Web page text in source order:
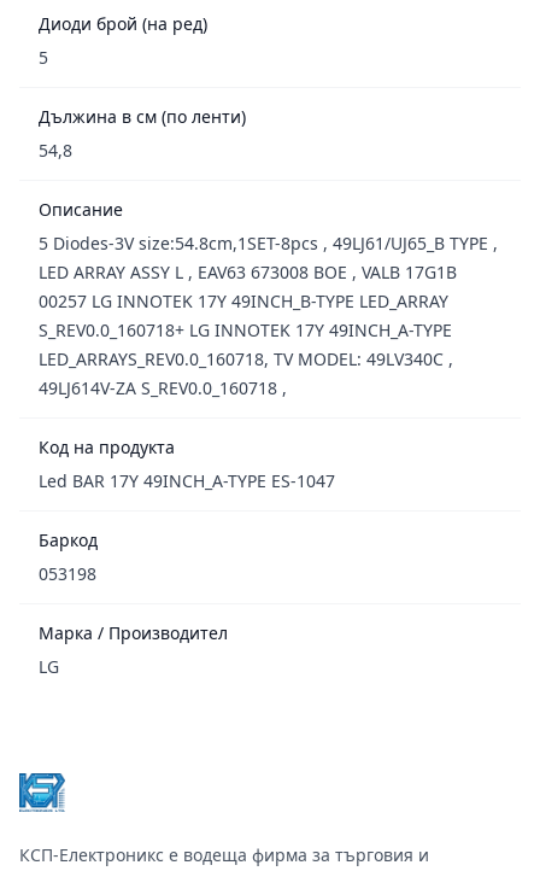
Диоди брой (на ред)
5
Дължина в см (по ленти)
54,8
Описание
5 Diodes-3V size:54.8cm,1SET-8pcs , 49LJ61/UJ65_B TYPE ,
LED ARRAY ASSY L , EAV63 673008 BOE , VALB 17G1B
00257 LG INNOTEK 17Y 49INCH_B-TYPE LED_ARRAY
S_REV0.0_160718+ LG INNOTEK 17Y 49INCH_A-TYPE
LED_ARRAYS_REV0.0_160718, TV MODEL: 49LV340C ,
49LJ614V-ZA S_REV0.0_160718 ,
Код на продукта
Led BAR 17Y 49INCH_A-TYPE ES-1047
Баркод
053198
Марка / Производител
LG
КСП-Електроникс е водеща фирма за търговия и